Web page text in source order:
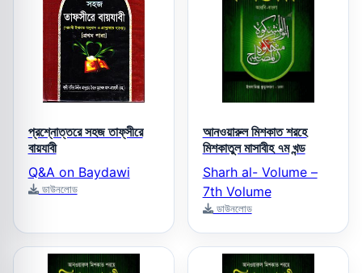
প্রশ্নোত্তরে সহজ তাফ্‌সীরে
বায়যাবী
Q&A on Baydawi
ডাউনলোড
আনওয়ারুল মিশকাত শরহে
মিশকাতুল মাসাবীহ ৭ম খন্ড
Sharh al- Volume –
7th Volume
ডাউনলোড